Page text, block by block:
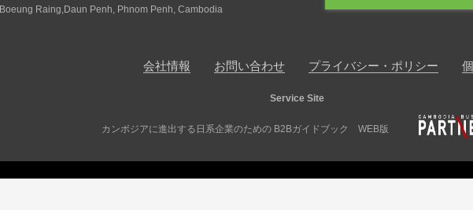
Boeung Raing,Daun Penh, Phnom Penh, Cambodia
会社情報 お問い合わせ プライバシー・ポリシー
Service Site
カンボジアに進出する日系企業のための B2Bガイドブック WEB版